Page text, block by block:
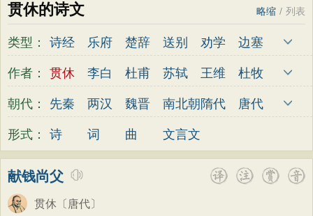
贯休的诗文 列表
/
略缩
类型： 诗经 乐府 楚辞 送别 劝学
边塞
儿童
春天 夏天 秋天 冬天
悲愤
散文
闺怨 抒情 赞美
秋思
叙事
写雪
作者： 贯休 李白 杜甫 苏轼 王维
杜牧
陆游
李煜 元稹 韩愈 岑参
齐己
孟郊
皎然 许浑 罗隐 贯休
韦庄
屈原
晏殊
岳飞
姚合
卢纶
朝代： 先秦 两汉 魏晋 南北朝 隋代
唐代
五代
宋代 金朝 元代
形式： 诗 词 曲 文言文
献钱尚父
贯休 〔唐代〕